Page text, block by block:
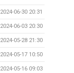
2024-06-30 20:31
2024-06-03 20:30
2024-05-28 21:30
2024-05-17 10:50
2024-05-16 09:03